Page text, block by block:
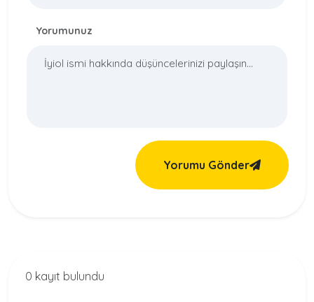
Yorumunuz
Yorumu Gönder
0 kayıt bulundu